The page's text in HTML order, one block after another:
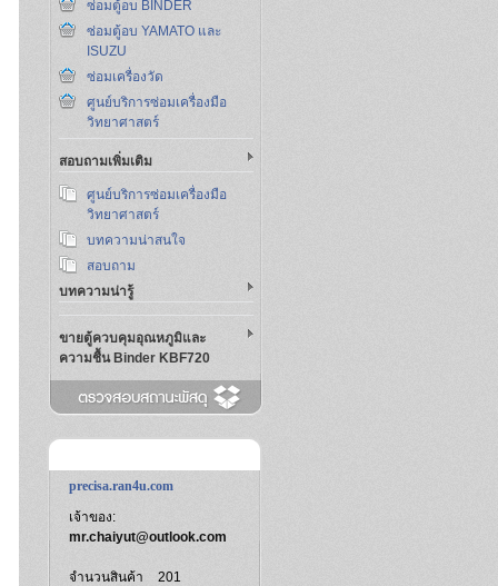
ซ่อมตู้อบ BINDER
ซ่อมตู้อบ YAMATO และ
ISUZU
ซ่อมเครื่องวัด
ศูนย์บริการซ่อมเครื่องมือ
วิทยาศาสตร์
สอบถามเพิ่มเติม
ศูนย์บริการซ่อมเครื่องมือ
วิทยาศาสตร์
บทความน่าสนใจ
สอบถาม
บทความน่ารู้
ขายตู้ควบคุมอุณหภูมิและ
ความชื้น Binder KBF720
precisa.ran4u.com
เจ้าของ:
mr.chaiyut@outlook.com
จำนวนสินค้า
201